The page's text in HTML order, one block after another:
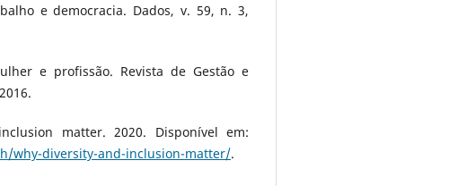
e democracia. Dados, v. 59, n. 3,
e profissão. Revista de Gestão e
matter. 2020. Disponível em:
why-diversity-and-inclusion-matter/.